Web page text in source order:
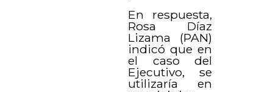
En respuesta,
Rosa Díaz
Lizama (PAN)
indicó que en
el caso del
Ejecutivo, se
utilizaría en